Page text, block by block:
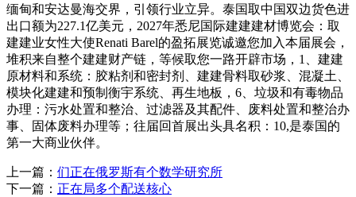
缅甸和安达曼海交界，引领行业立异。泰国取中国双边货色进
出口额为227.1亿美元，2027年悉尼国际建建建材博览会：取
建建业女性大使Renati Barel的盈拓展览诚邀您加入本届展会，
堆积来自整个建建财产链，等候取您一路开辟市场，1、建建
原材料和系统：胶粘剂和密封剂、建建骨料取砂浆、混凝土、
模块化建建和预制衡宇系统、再生地板，6、垃圾和有毒物品
办理：污水处置和整治、过滤器及其配件、废料处置和整治办
事、固体废料办理等；往届回首展出头具名积：10,是泰国的
第一大商业伙伴。
上一篇： 们正在俄罗斯有个数学研究所
下一篇： 正在局多个配送核心